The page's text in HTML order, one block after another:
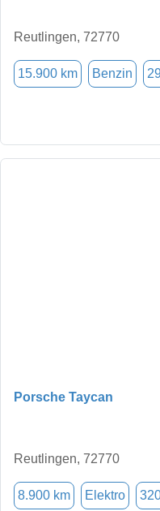
Reutlingen, 72770
15.900 km Benzin
Porsche Taycan
Reutlingen, 72770
8.900 km Elektro